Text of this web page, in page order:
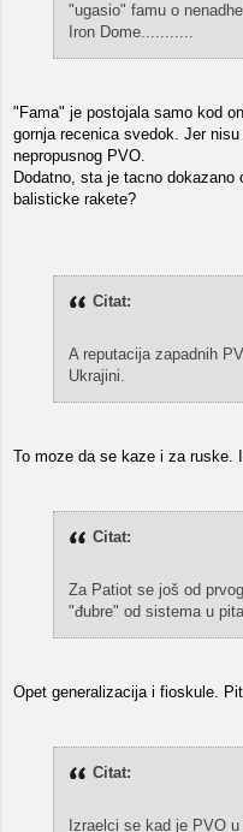
"ugasio" famu o
Iron Dome...........
"Fama" je postojala samo kod
gornja recenica svedok. Jer
nepropusnog PVO.
Dodatno, sta je tacno
balisticke rakete?
Citat:
A reputacija zapadnih
Ukrajini.
To moze da se kaze i za ruske.
Citat:
Za Patiot se još od
"đubre" od sistema u
Opet generalizacija i fioskule.
Citat:
Izraelci se kad je PVO